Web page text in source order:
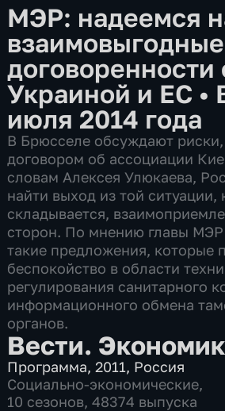
МЭР: надеемся
взаимовыгодные
договоренности
Украиной и ЕС •
июля 2014 года
В Брюсселе обсуждают риски,
договором об ассоциации
словам Алексея Улюкаева,
найти выход из той ситуации,
складывается,
сторон. По мнению главы МЭР
такие предложения, которые
беспокойство в области
регулирования санитарного
информационного обмена
органов.
Вести.
Программа,2011, Россия
Социально-экономические,
10 сезонов, 48374 выпуска